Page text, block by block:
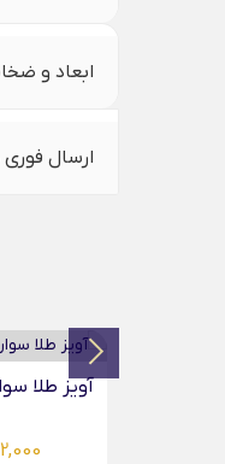
ابعاد و
ارسال
آویز طلا